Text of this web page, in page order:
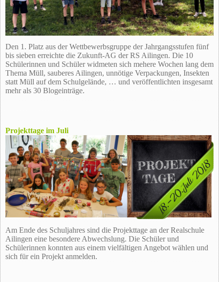
Den 1. Platz aus der Wettbewerbsgruppe der Jahrgangsstufen fünf
bis sieben erreichte die Zukunft-AG der RS Ailingen. Die 10
Schülerinnen und Schüler widmeten sich mehere Wochen lang dem
Thema Müll, sauberes Ailingen, unnötige Verpackungen, Insekten
statt Müll auf dem Schulgelände, … und veröffentlichten insgesamt
mehr als 30 Blogeinträge.
Projekttage im Juli
Am Ende des Schuljahres sind die Projekttage an der Realschule
Ailingen eine besondere Abwechslung. Die Schüler und
Schülerinnen konnten aus einem vielfältigen Angebot wählen und
sich für ein Projekt anmelden.